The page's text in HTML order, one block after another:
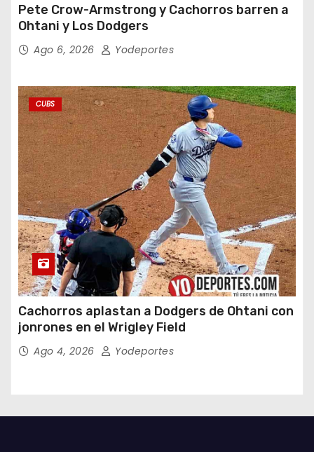
Pete Crow-Armstrong y Cachorros barren a
Ohtani y Los Dodgers
Ago 6, 2026 Yodeportes
CUBS
Cachorros aplastan a Dodgers de Ohtani con
jonrones en el Wrigley Field
Ago 4, 2026 Yodeportes